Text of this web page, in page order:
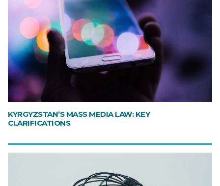
KYRGYZSTAN’S MASS MEDIA LAW: KEY
CLARIFICATIONS